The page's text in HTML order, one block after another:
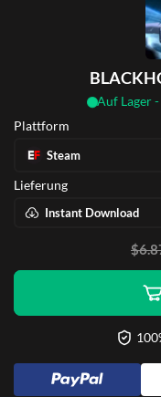
Auf Lager
Plattform
Steam
Lieferung
Instant Download